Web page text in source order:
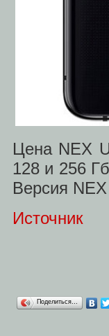
Цена NEX
128 и 256
Версия
Источник
Поделиться…